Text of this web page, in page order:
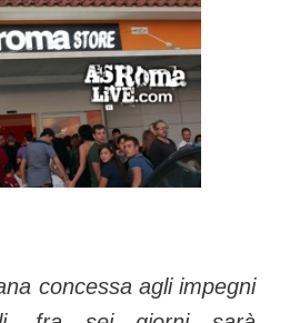
concessa agli impegni